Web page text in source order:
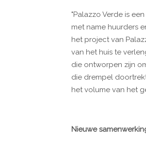
"Palazzo Verde is
met name huurders
het project van
van het huis te
die ontworpen zijn
die drempel
het volume van het
Nieuwe